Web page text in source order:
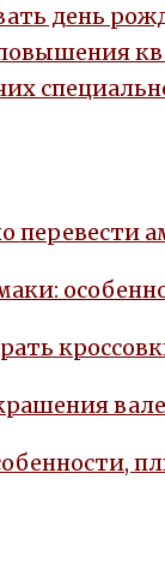
день
перевести